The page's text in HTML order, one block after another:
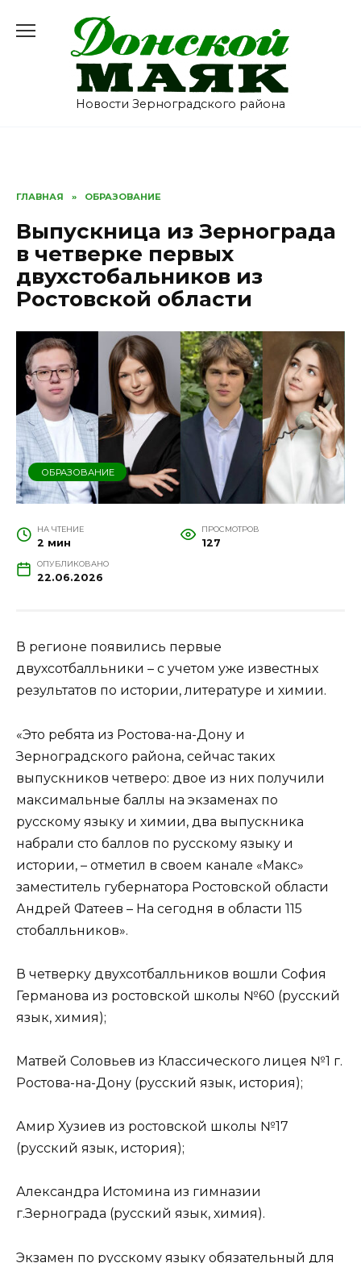
содержанию
Новости Зерноградского района
ГЛАВНАЯ » ОБРАЗОВАНИЕ
Выпускница из Зернограда
в четверке первых
двухстобальников из
Ростовской области
ОБРАЗОВАНИЕ
НА ЧТЕНИЕ
2 мин
ПРОСМОТРОВ
127
ОПУБЛИКОВАНО
22.06.2026
В регионе появились первые
двухсотбалльники – с учетом уже известных
результатов по истории, литературе и химии.
«Это ребята из Ростова-на-Дону и
Зерноградского района, сейчас таких
выпускников четверо: двое из них получили
максимальные баллы на экзаменах по
русскому языку и химии, два выпускника
набрали сто баллов по русскому языку и
истории, – отметил в своем канале «Макс»
заместитель губернатора Ростовской области
Андрей Фатеев – На сегодня в области 115
стобалльников».
В четверку двухсотбалльников вошли София
Германова из ростовской школы №60 (русский
язык, химия);
Матвей Соловьев из Классического лицея №1 г.
Ростова-на-Дону (русский язык, история);
Амир Хузиев из ростовской школы №17
(русский язык, история);
Александра Истомина из гимназии
г.Зернограда (русский язык, химия).
Экзамен по русскому языку обязательный для